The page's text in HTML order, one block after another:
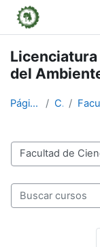
Salta al contenido
del
Página Principal Cursos
Categorías
Buscar cursos